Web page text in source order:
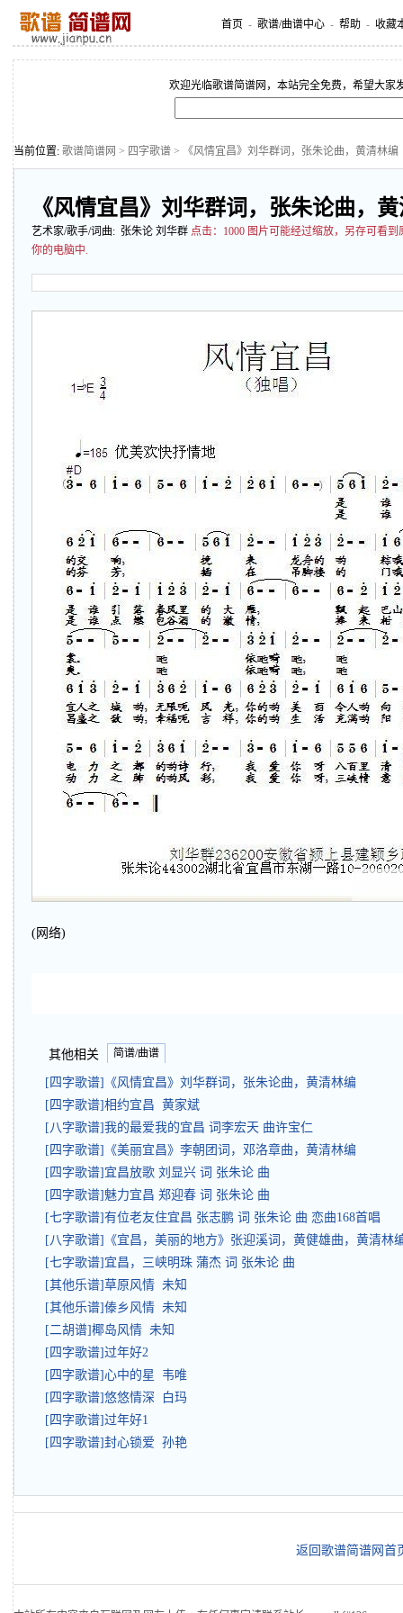
首页 - 歌谱/曲谱中心 - 帮助 - 收藏
欢迎光临歌谱简谱网，本站完全免费，希望大家
当前位置: 歌谱简谱网 > 四字歌谱 > 《风情宜昌》刘华群词，张朱论曲，黄清林编
《风情宜昌》刘华群词，张朱论曲，
艺术家/歌手/词曲: 张朱论 刘华群 点击： 1000 图片可能经过缩放，另存可看
你的电脑中.
(网络)
其他相关 简谱/曲谱
[四字歌谱]《风情宜昌》刘华群词，张朱论曲，黄清林编
[四字歌谱]相约宜昌 黄家斌
[八字歌谱]我的最爱我的宜昌 词李宏天 曲许宝仁
[四字歌谱]《美丽宜昌》李朝团词，邓洛章曲，黄清林编
[四字歌谱]宜昌放歌 刘显兴 词 张朱论 曲
[四字歌谱]魅力宜昌 郑迎春 词 张朱论 曲
[七字歌谱]有位老友住宜昌 张志鹏 词 张朱论 曲 恋曲168首唱
[八字歌谱]《宜昌，美丽的地方》张迎溪词，黄健雄曲，黄清
[七字歌谱]宜昌，三峡明珠 蒲杰 词 张朱论 曲
[其他乐谱]草原风情 未知
[其他乐谱]傣乡风情 未知
[二胡谱]椰岛风情 未知
[四字歌谱]过年好2
[四字歌谱]心中的星 韦唯
[四字歌谱]悠悠情深 白玛
[四字歌谱]过年好1
[四字歌谱]封心锁爱 孙艳
返回歌谱简谱网首